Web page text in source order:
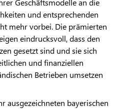
Geschäftsmodelle an die
und entsprechenden
mehr vorbei. Die prämierten
eindrucksvoll, dass den
gesetzt sind und sie sich
und finanziellen
Betrieben umsetzen
ausgezeichneten bayerischen